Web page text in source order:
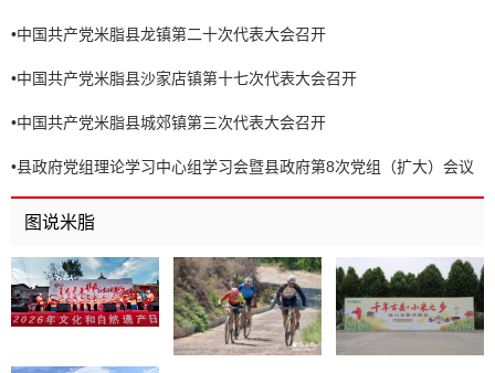
•中国共产党米脂县龙镇第二十次代表大会召开
•中国共产党米脂县沙家店镇第十七次代表大会召开
•中国共产党米脂县城郊镇第三次代表大会召开
•县政府党组理论学习中心组学习会暨县政府第8次党组（扩大）会议
召开
图说米脂